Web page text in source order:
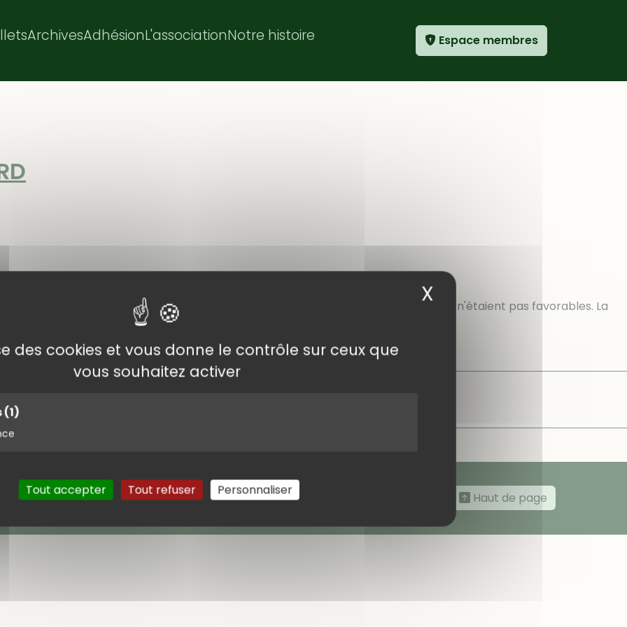
des cookies et vous donne le contrôle sur ceux que
vous souhaitez activer
(1)
Tout accepter Tout refuser Personnaliser
X Masquer le
ArchivesAdhésionL'associationNotre histoire Espace membres
m de dénivelé. 17 participants. Nous avons manqué la reprise mardi, les cieux n'étaient pas favorables. La
de reprise pour le groupe du jeudi. Au départ du parking de
Haut de page